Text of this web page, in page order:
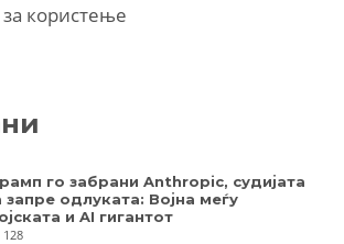
користење
го забрани Anthropic, судијата
запре одлуката: Војна меѓу
и AI гигантот
128